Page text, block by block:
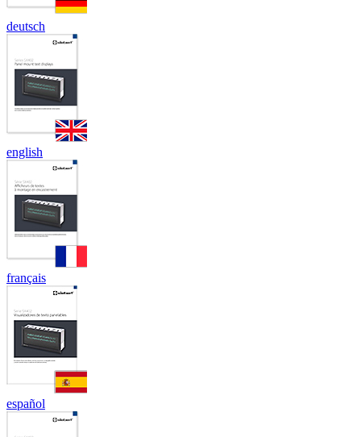
deutsch
english
français
español